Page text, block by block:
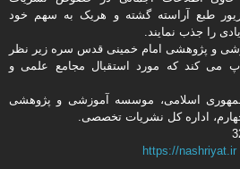
طبع آراسته گشته و هریک به سهم خود
را جذب نمایند.
و پژوهشی امام خمینی قدس سره زیر نظر
18 نشریه چاپ می کند که مورد استقبال مجامع علمی و
جمهوری اسلامی، موسسه آموزشی و پژوهشی
اداره كل نشریات تخصصی.
https://nashriyat.ir